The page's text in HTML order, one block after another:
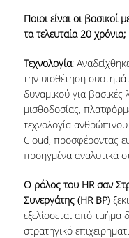
ΜΕΛΗ ΔΕΠ
HR
ΠΡΑΚΤΙΚΗ
ΜΝΗΜΟΝΙΑ
Ποιοι είναι οι βασικοί
τα τελευταία 20 χρόνια;
Τεχνολογία:
την υιοθέτηση
δυναμικού για βασικές
μισθοδοσίας,
τεχνολογία
Cloud, προσφέροντας
προηγμένα αναλυτικά
Ο ρόλος του HR σαν
Συνεργάτης (HR BP)
εξελίσσεται από τμήμα
στρατηγικό